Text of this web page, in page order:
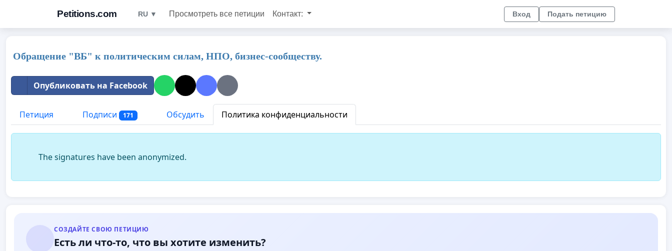
Petitions.com RU ▼ Просмотреть все петиции Контакт: Вход Подать петицию
Обращение "ВБ" к политическим силам, НПО, бизнес-сообществу.
Опубликовать на Facebook
Петиция Подписи 171 Обсудить Политика конфиденциальности
The signatures have been anonymized.
СОЗДАЙТЕ СВОЮ ПЕТИЦИЮ
Есть ли что-то, что вы хотите изменить?